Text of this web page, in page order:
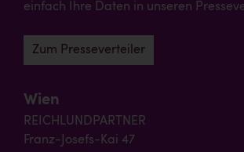
einfach Ihre Daten in unseren
Zum Presseverteiler
Wien
REICHLUNDPARTNER
Franz-Josefs-Kai 47